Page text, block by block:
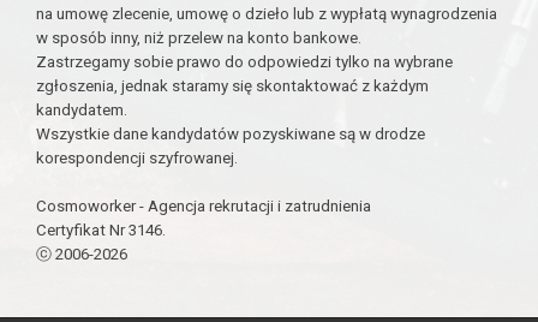
na umowę zlecenie, umowę o dzieło lub z wypłatą wynagrodzenia
w sposób inny, niż przelew na konto bankowe.
Zastrzegamy sobie prawo do odpowiedzi tylko na wybrane
zgłoszenia, jednak staramy się skontaktować z każdym
kandydatem.
Wszystkie dane kandydatów pozyskiwane są w drodze
korespondencji szyfrowanej.
Cosmoworker - Agencja rekrutacji i zatrudnienia
Certyfikat Nr 3146.
ⓒ 2006-2026